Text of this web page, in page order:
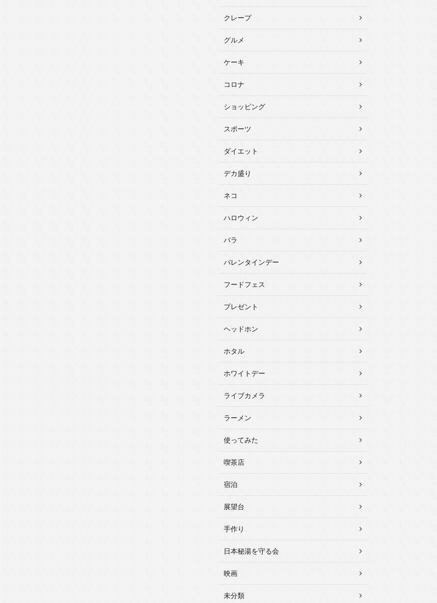
クレープ
グルメ
ケーキ
コロナ
ショッピング
スポーツ
ダイエット
デカ盛り
ネコ
ハロウィン
バラ
バレンタインデー
フードフェス
プレゼント
ヘッドホン
ホタル
ホワイトデー
ライブカメラ
ラーメン
使ってみた
喫茶店
宿泊
展望台
手作り
日本秘湯を守る会
映画
未分類